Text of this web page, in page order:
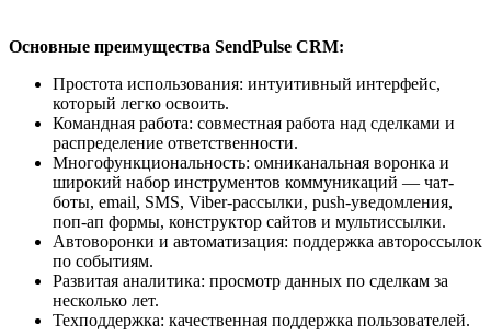
Основные преимущества SendPulse CRM:
Простота использования: интуитивный интерфейс,
который легко освоить.
Командная работа: совместная работа над сделками и
распределение ответственности.
Многофункциональность: омниканальная воронка и
широкий набор инструментов коммуникаций — чат-
боты, email, SMS, Viber-рассылки, push-уведомления,
поп-ап формы, конструктор сайтов и мультиссылки.
Автоворонки и автоматизация: поддержка автороссылок
по событиям.
Развитая аналитика: просмотр данных по сделкам за
несколько лет.
Техподдержка: качественная поддержка пользователей.